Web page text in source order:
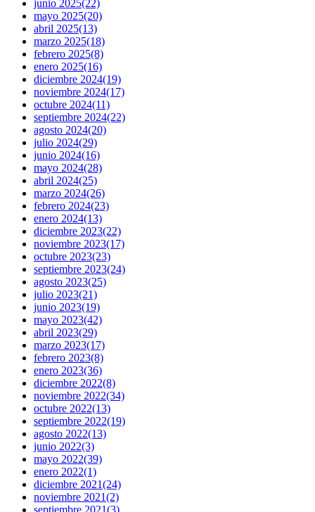
junio 2025(22)
mayo 2025(20)
abril 2025(13)
marzo 2025(18)
febrero 2025(8)
enero 2025(16)
diciembre 2024(19)
noviembre 2024(17)
octubre 2024(11)
septiembre 2024(22)
agosto 2024(20)
julio 2024(29)
junio 2024(16)
mayo 2024(28)
abril 2024(25)
marzo 2024(26)
febrero 2024(23)
enero 2024(13)
diciembre 2023(22)
noviembre 2023(17)
octubre 2023(23)
septiembre 2023(24)
agosto 2023(25)
julio 2023(21)
junio 2023(19)
mayo 2023(42)
abril 2023(29)
marzo 2023(17)
febrero 2023(8)
enero 2023(36)
diciembre 2022(8)
noviembre 2022(34)
octubre 2022(13)
septiembre 2022(19)
agosto 2022(13)
junio 2022(3)
mayo 2022(39)
enero 2022(1)
diciembre 2021(24)
noviembre 2021(2)